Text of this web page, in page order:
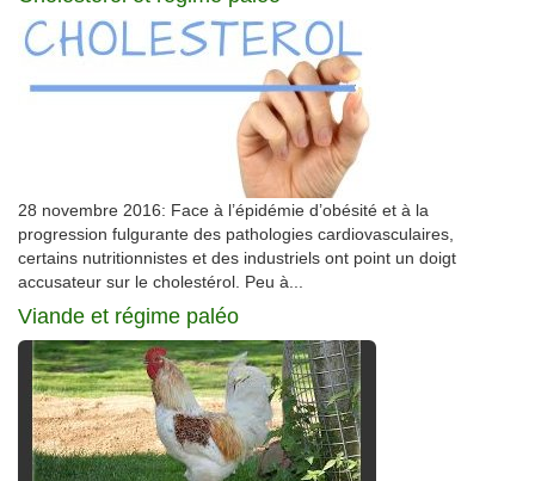
28 novembre 2016: Face à l’épidémie d’obésité et à la
progression fulgurante des pathologies cardiovasculaires,
certains nutritionnistes et des industriels ont point un doigt
accusateur sur le cholestérol. Peu à...
Viande et régime paléo